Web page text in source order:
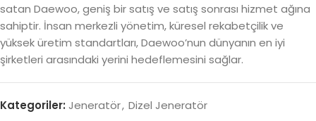
satan Daewoo, geniş bir satış ve satış sonrası hizmet ağına
sahiptir. İnsan merkezli yönetim, küresel rekabetçilik ve
yüksek üretim standartları, Daewoo’nun dünyanın en iyi
şirketleri arasındaki yerini hedeflemesini sağlar.
Kategoriler: Jeneratör, Dizel Jeneratör